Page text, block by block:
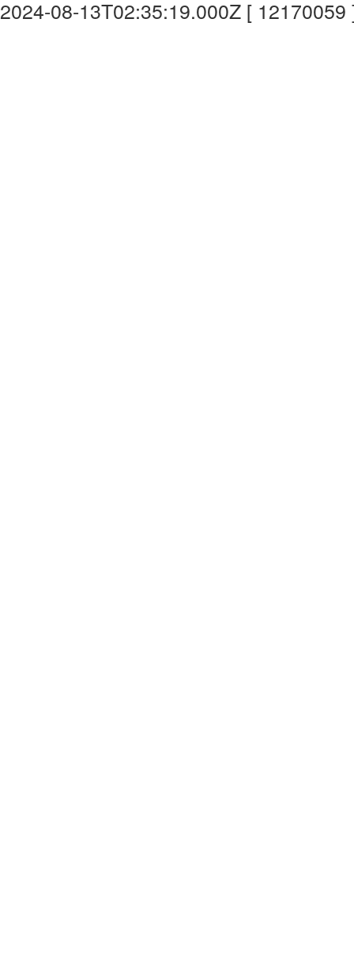
2024-08-13T02:35:19.000Z [ 12170059